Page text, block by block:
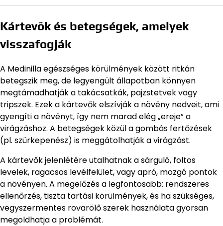
Kártevők és betegségek, amelyek
visszafogják
A Medinilla egészséges körülmények között ritkán
betegszik meg, de legyengült állapotban könnyen
megtámadhatják a takácsatkák, pajzstetvek vagy
tripszek. Ezek a kártevők elszívják a növény nedveit, ami
gyengíti a növényt, így nem marad elég „ereje” a
virágzáshoz. A betegségek közül a gombás fertőzések
(pl. szürkepenész) is meggátolhatják a virágzást.
A kártevők jelenlétére utalhatnak a sárguló, foltos
levelek, ragacsos levélfelület, vagy apró, mozgó pontok
a növényen. A megelőzés a legfontosabb: rendszeres
ellenőrzés, tiszta tartási körülmények, és ha szükséges,
vegyszermentes rovarölő szerek használata gyorsan
megoldhatja a problémát.